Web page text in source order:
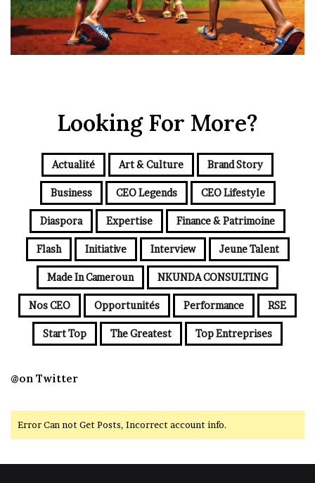
Looking For More?
Actualité Art & Culture Brand Story
Business CEO Legends CEO Lifestyle
Diaspora Expertise Finance & Patrimoine
Flash Initiative Interview Jeune Talent
Made In Cameroun NKUNDA CONSULTING
Nos CEO Opportunités Performance RSE
Start Top The Greatest Top Entreprises
@on Twitter
Error Can not Get Posts, Incorrect account info.